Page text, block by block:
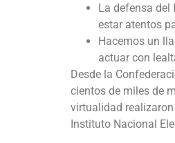
La defensa del
estar atentos
Hacemos un
actuar con
Desde la
cientos de miles de
virtualidad
Instituto Nacional